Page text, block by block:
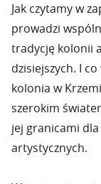
Jak czytamy w
prowadzi
tradycję kolonii
dzisiejszych. I
kolonia w
szerokim
jej granicami
artystycznych.